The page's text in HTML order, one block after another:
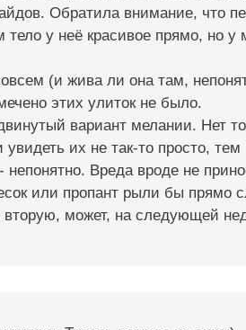
Обратила внимание, что
тело у неё красивое прямо, но
(и жива ли она там,
этих улиток не было.
вариант мелании. Нет
их не так-то просто,
Вреда вроде не
или пропант рыли бы прямо
может, на следующей